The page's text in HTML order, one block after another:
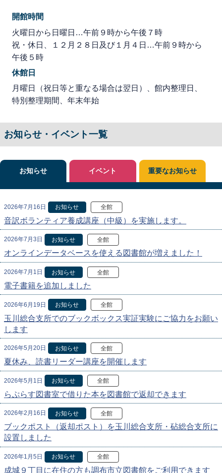
開館時間
火曜日から日曜日…午前９時から午後７時
祝・休日、１２月２８日及び１月４日…午前９時から
午後５時
休館日
月曜日（祝日等と重なる場合は翌日）、館内整理日、
特別整理期間、年末年始
お知らせ・イベント一覧
お知らせ
2026年7月16日 お知らせ 全館
音訳ボランティア養成講座（中級）を実施します。
2026年7月3日 お知らせ 全館
オンラインデータベースを使える図書館が増えました！
2026年7月1日 お知らせ 全館
電子書籍を追加しました
2026年6月19日 お知らせ 全館
玉川総合支所でのブックボックス実証実験にご協力をお願い
します
2026年5月20日 お知らせ 全館
夏休み、読書リーダー講座を開催します
2026年5月1日 お知らせ 全館
らぷらす図書室で借りた本を図書館で返却できます
2026年2月16日 お知らせ 全館
ブックポスト（返却ポスト）を玉川総合支所・砧総合支所に
設置しました
2026年1月5日 お知らせ 全館
成城９丁目に在住の方も調布市立図書館をご利用できます
イベント 重要なお知らせ